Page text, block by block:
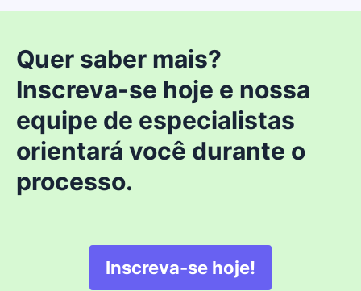
Quer saber mais?
Inscreva-se hoje e nossa
equipe de especialistas
orientará você durante o
processo.
Inscreva-se hoje!
Abre em uma nova